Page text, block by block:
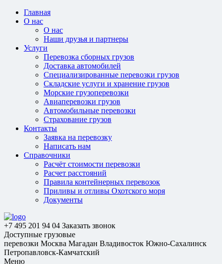
Главная
О нас
О нас
Наши друзья и партнеры
Услуги
Перевозка сборных грузов
Доставка автомобилей
Специализированные перевозки грузов
Складские услуги и хранение грузов
Морские грузоперевозки
Авиаперевозки грузов
Автомобильные перевозки
Страхование грузов
Контакты
Заявка на перевозку
Написать нам
Справочники
Расчёт стоимости перевозки
Расчет расстояний
Правила контейнерных перевозок
Приливы и отливы Охотского моря
Документы
+7 495 201 94 04 Заказать звонок
Доступные грузовые
перевозки Москва Магадан Владивосток Южно-Сахалинск
Петропавловск-Камчатский
Меню